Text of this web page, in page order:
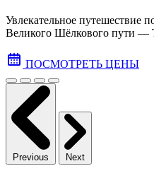
Увлекательное путешествие
Великого Шёлкового пути —
ПОСМОТРЕТЬ ЦЕНЫ
Previous Next